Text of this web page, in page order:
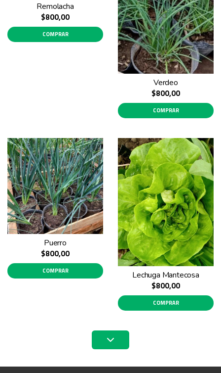
Remolacha
$800,00
COMPRAR
Verdeo
$800,00
COMPRAR
Puerro
$800,00
COMPRAR Lechuga Mantecosa
$800,00
COMPRAR